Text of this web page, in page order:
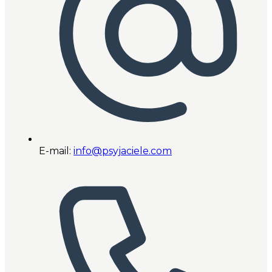
E-mail: info@psyjaciele.com